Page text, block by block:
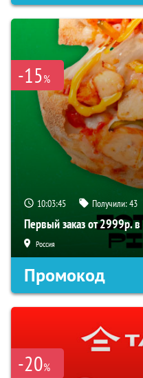
-15%
10:03:45 Получили:43
Первый заказ от 2999р.
Россия
Промокод
-20%